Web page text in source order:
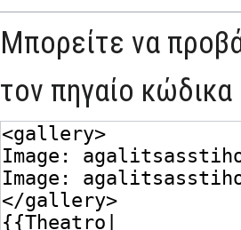
Μπορείτε να
τον πηγαίο